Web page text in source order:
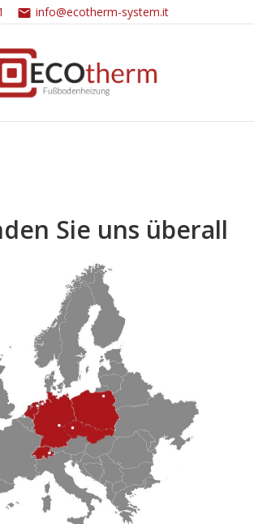
info@ecotherm-system.it
Sie uns überall